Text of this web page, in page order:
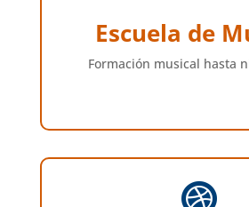
Escuela de
Formación musical hasta
